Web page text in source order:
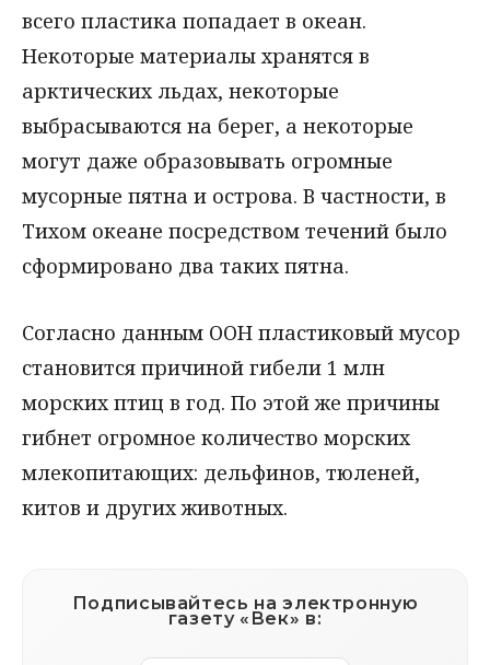
всего пластика попадает в океан.
Некоторые материалы хранятся в
арктических льдах, некоторые
выбрасываются на берег, а некоторые
могут даже образовывать огромные
мусорные пятна и острова. В частности, в
Тихом океане посредством течений было
сформировано два таких пятна.
Согласно данным ООН пластиковый мусор
становится причиной гибели 1 млн
морских птиц в год. По этой же причины
гибнет огромное количество морских
млекопитающих: дельфинов, тюленей,
китов и других животных.
Подписывайтесь на электронную
газету «Век» в: